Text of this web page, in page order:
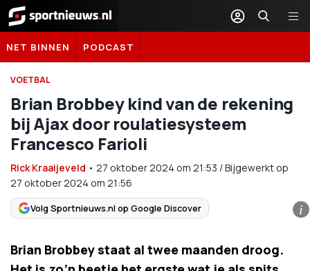
Sportnieuws.nl
NET BINNEN PODCAST
VOETBAL
Brian Brobbey kind van de rekening
bij Ajax door roulatiesysteem
Francesco Farioli
Rick Kraaijeveld • 27 oktober 2024 om 21:53 /Bijgewerkt op
27 oktober 2024 om 21:56
Volg Sportnieuws.nl op Google Discover i
Brian Brobbey staat al twee maanden droog.